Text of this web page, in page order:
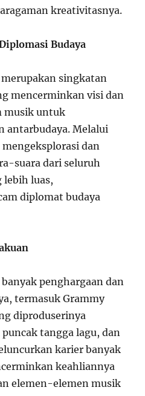
kreativitasnya.
Budaya
singkatan
mencerminkan visi dan
musik untuk
antarbudaya. Melalui
dan
suara dari seluruh
lebih luas,
diplomat budaya
penghargaan dan
termasuk Grammy
diproduserinya
tangga lagu, dan
karier banyak
keahliannya
elemen-elemen musik